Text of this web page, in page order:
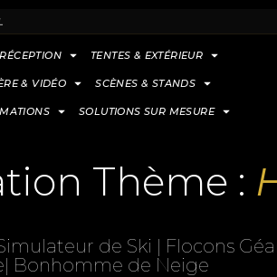
TENTES & EXTÉRIEUR
& VIDÉO SCÈNES & STANDS
SOLUTIONS SUR MESURE
Thème :
de Ski | Flocons
Bonhomme de Neige